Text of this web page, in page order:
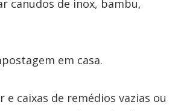
canudos de inox, bambu,
em casa.
e caixas de remédios vazias ou